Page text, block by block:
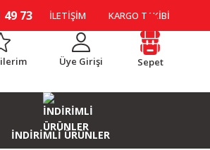
49 73 İLETİŞİM KARGO TAKİBİ
Üye Girişi Sepet
İNDİRİMLİ ÜRÜNLER